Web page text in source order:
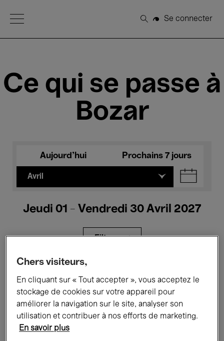
Open Menu
Rechercher
Se connecter
Ce qui se passe à
Bozar
Aujourd'hui Prochains 7 jours
Avril
Jeudi 01 - Vendredi 30 Avril 2027
Filtres
Expositions Films Performances
Rencontres & Débats Jazz
Chers visiteurs,
En cliquant sur « Tout accepter », vous acceptez le
stockage de cookies sur votre appareil pour
améliorer la navigation sur le site, analyser son
utilisation et contribuer à nos efforts de marketing.
En savoir plus